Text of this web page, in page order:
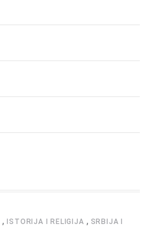
, ISTORIJA I RELIGIJA , SRBIJA I